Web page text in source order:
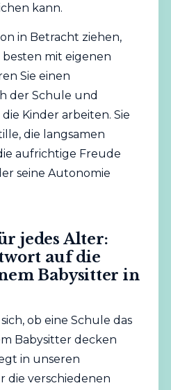
kann.
in Betracht ziehen,
besten mit eigenen
Sie einen
der Schule und
Kinder arbeiten. Sie
die langsamen
aufrichtige Freude
seine Autonomie
jedes Alter:
auf die
Babysitter in
ob eine Schule das
Babysitter decken
in unseren
die verschiedenen